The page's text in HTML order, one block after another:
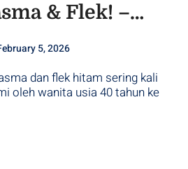
& Flek! –
5, 2026
oleh wanita usia 40 tahun ke